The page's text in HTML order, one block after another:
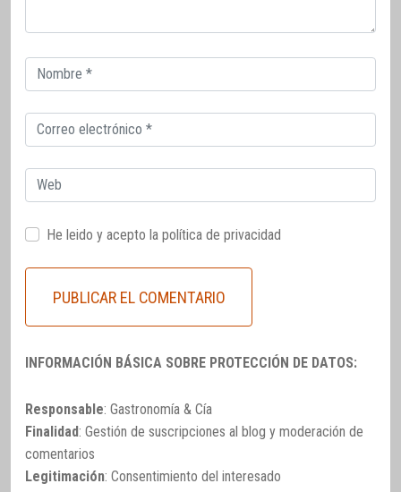
Correo
electrónico
Correo
electrónico
Web
He leido y acepto la política de privacidad
INFORMACIÓN BÁSICA SOBRE PROTECCIÓN DE DATOS:
Responsable: Gastronomía & Cía
Finalidad: Gestión de suscripciones al blog y moderación de
comentarios
Legitimación: Consentimiento del interesado